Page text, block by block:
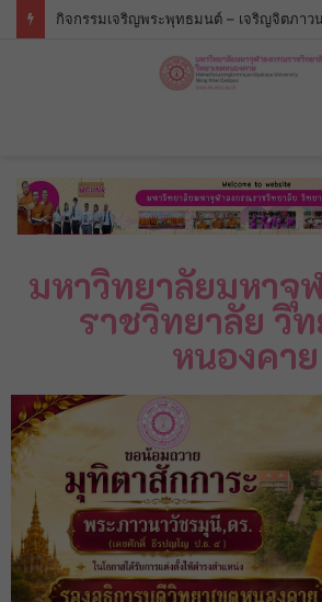
มหาวิทยาลัยมหาจุ
ราชวิทยาลัย วิท
หนองคาย